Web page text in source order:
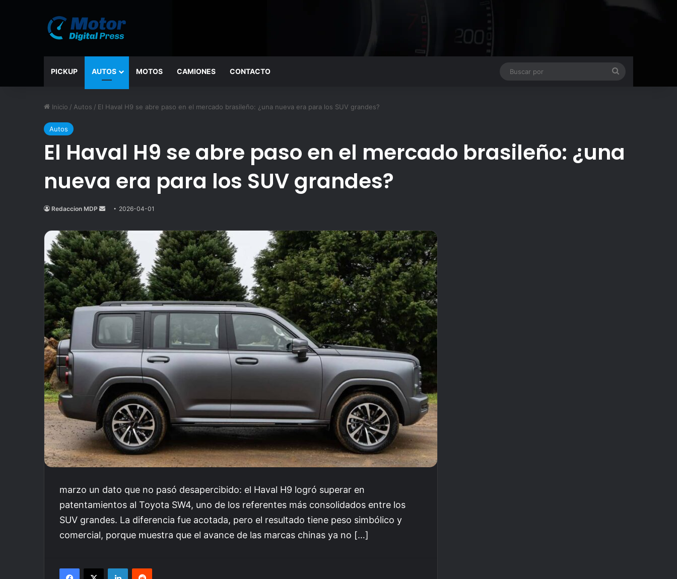
PICKUP AUTOS MOTOS CAMIONES CONTACTO
Inicio / Autos / El Haval H9 se abre paso en el mercado brasileño: ¿una nueva era para los SUV grandes?
Autos
El Haval H9 se abre paso en el mercado brasileño: ¿una
nueva era para los SUV grandes?
Redaccion MDP
Send
email
2026-04-01
marzo un dato que no pasó desapercibido: el Haval H9 logró superar en
patentamientos al Toyota SW4, uno de los referentes más consolidados entre los
SUV grandes. La diferencia fue acotada, pero el resultado tiene peso simbólico y
comercial, porque muestra que el avance de las marcas chinas ya no […]